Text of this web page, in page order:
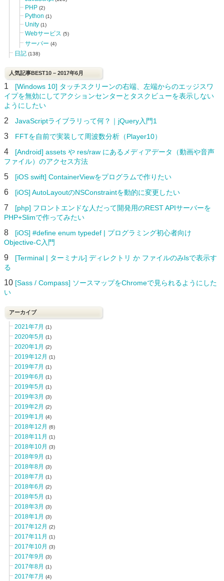
PHP (2)
Python (1)
Unity (1)
Webサービス (5)
サーバー (4)
日記 (138)
人気記事BEST10 – 2017年6月
1
[Windows 10] タッチスクリーンの右端、左端からのエッジスワ
イプを無効にしてアクションセンターとタスクビューを表示しない
ようにしたい
2 JavaScriptライブラリって何？｜jQuery入門1
3 FFTを自前で実装して周波数分析（Player10）
4
[Android] assets や res/raw にあるメディアデータ（動画や音声
ファイル）のアクセス方法
5 [iOS swift] ContainerViewをプログラムで作りたい
6 [iOS] AutoLayoutのNSConstraintを動的に変更したい
7
[php] フロントエンドな人だって開発用のREST APIサーバーを
PHP+Slimで作ってみたい
8
[iOS] #define enum typedef | プログラミング初心者向け
Objective-C入門
9
[Terminal | ターミナル] ディレクトリ か ファイルのみlsで表示す
る
10 [Sass / Compass] ソースマップをChromeで見られるようにした
い
アーカイブ
2021年7月 (1)
2020年5月 (1)
2020年1月 (2)
2019年12月 (1)
2019年7月 (1)
2019年6月 (1)
2019年5月 (1)
2019年3月 (3)
2019年2月 (2)
2019年1月 (4)
2018年12月 (6)
2018年11月 (1)
2018年10月 (3)
2018年9月 (1)
2018年8月 (3)
2018年7月 (1)
2018年6月 (2)
2018年5月 (1)
2018年3月 (3)
2018年1月 (3)
2017年12月 (2)
2017年11月 (1)
2017年10月 (3)
2017年9月 (3)
2017年8月 (1)
2017年7月 (4)